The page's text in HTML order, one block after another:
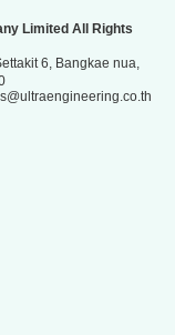
Limited All Rights
6, Bangkae nua,